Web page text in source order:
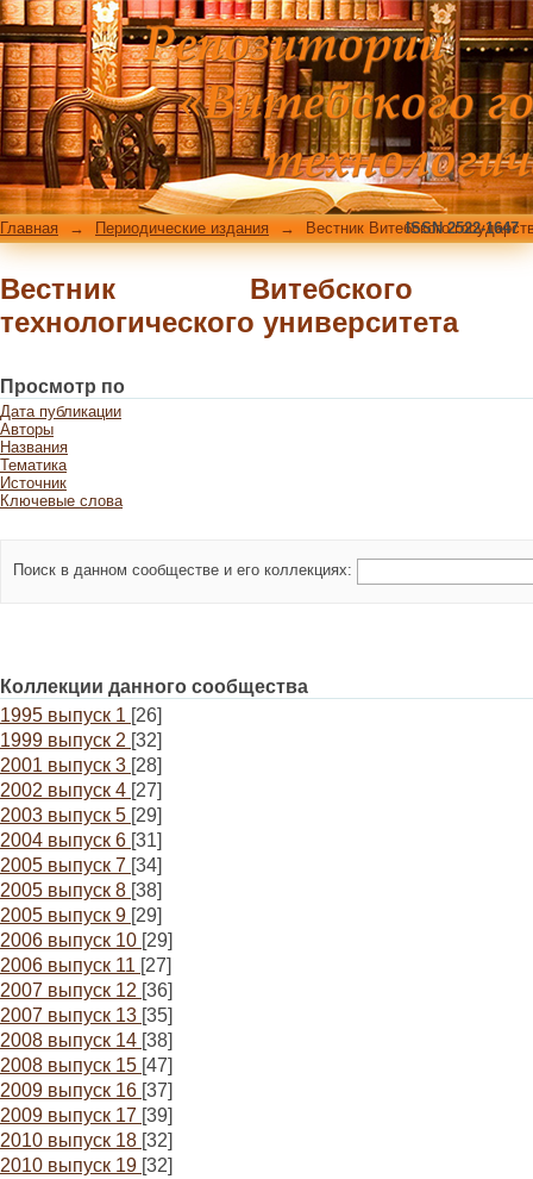
Вестник Витебского
Главная → Периодические издания → Вестник ВитебскогоISSN 2522-1647
Вестник Витебского
технологического университета
Просмотр по
Дата публикации
Авторы
Названия
Тематика
Источник
Ключевые слова
Поиск в данном сообществе и его коллекциях:
Коллекции данного сообщества
1995 выпуск 1 [26]
1999 выпуск 2 [32]
2001 выпуск 3 [28]
2002 выпуск 4 [27]
2003 выпуск 5 [29]
2004 выпуск 6 [31]
2005 выпуск 7 [34]
2005 выпуск 8 [38]
2005 выпуск 9 [29]
2006 выпуск 10 [29]
2006 выпуск 11 [27]
2007 выпуск 12 [36]
2007 выпуск 13 [35]
2008 выпуск 14 [38]
2008 выпуск 15 [47]
2009 выпуск 16 [37]
2009 выпуск 17 [39]
2010 выпуск 18 [32]
2010 выпуск 19 [32]